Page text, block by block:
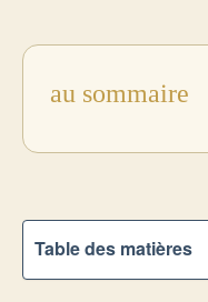
au sommaire
Table des matières